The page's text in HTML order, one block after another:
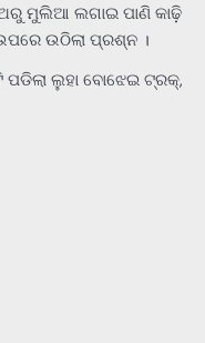
ମୁଲିଆ ଲଗାଇ ପାଣି କାଢ଼ି
ଉଠିଲା ପ୍ରଶ୍ନ ।
ପଡିଲା ଲୁହା ବୋଝେଇ ଟ୍ରକ୍‌,